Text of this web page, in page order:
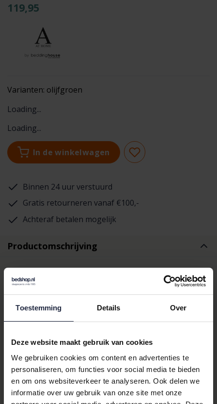
Toestemming Details Over
Deze website maakt gebruik van cookies
We gebruiken cookies om content en advertenties te
personaliseren, om functies voor social media te bieden
en om ons websiteverkeer te analyseren. Ook delen we
informatie over uw gebruik van onze site met onze
119,95
Varianten: olijfgroen
Loading...
Loading...
In de winkelwagen
Binnen 24 uur verstuurd
Gratis retourneren vanaf €100,-
Achteraf betalen mogelijk
Productomschrijving
Ontdek het At Home by
Bedding House
Dekbedovertrek Ancient
Olijfgroen
HetAt Homeby Bedding House Dekbedovertrek Ancient
Olijfgroen is een prachtige toevoeging aan uw slaapkamer. Dit
dekbedovertrek, met zijn rijke olijfgroene kleur en verfijnde
bloemen & planten dessin, brengt een vleugje natuur en